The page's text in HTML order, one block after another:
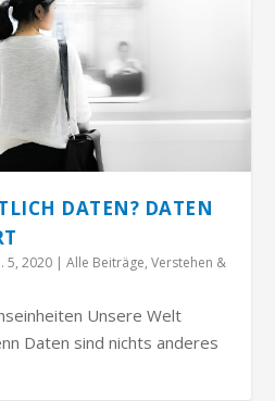
DATEN? DATEN
5, 2020 |Alle Beiträge,Verstehen &
Unsere Welt
Daten sind nichts anderes